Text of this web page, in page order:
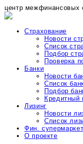
центр межфинансовых
Страхование
Новости
Список
Подбор
Проверка
Банки
Новости
Список
Подбор
Кредитный
Лизинг
Новости
Список
Фин.
О проекте